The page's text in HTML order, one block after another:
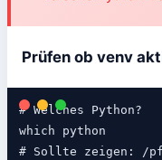
Prüfen ob venv
# Welches Python?
which python
# Sollte zeigen: /